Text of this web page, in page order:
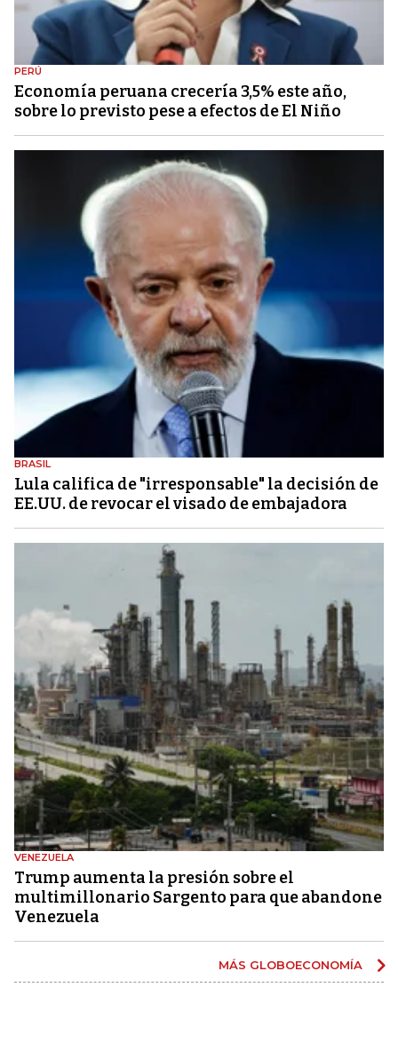
PERÚ
Economía peruana crecería 3,5% este año,
sobre lo previsto pese a efectos de El Niño
BRASIL
Lula califica de "irresponsable" la decisión de
EE.UU. de revocar el visado de embajadora
VENEZUELA
Trump aumenta la presión sobre el
multimillonario Sargento para que abandone
Venezuela
MÁS GLOBOECONOMÍA